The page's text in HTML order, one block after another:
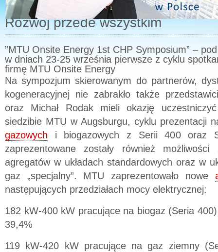
Rozwój przede wszystkim
”MTU Onsite Energy 1st CHP Symposium” –
w dniach 23-25 września pierwsze z cyklu
firmę MTU Onsite Energy
Na sympozjum skierowanym do partnerów,
kogeneracyjnej nie zabrakło także
oraz Michał Rodak mieli okazję
siedzibie MTU w Augsburgu, cyklu prezentacji
gazowych i biogazowych z Serii 400 oraz
zaprezentowane zostały również możliwości
agregatów w układach standardowych oraz w
gaz „specjalny”. MTU zaprezentowało nowe
następujących przedziałach mocy elektrycznej:
182 kW-400 kW pracujące na biogaz (Seria
39,4%
119 kW-420 kW pracujące na gaz ziemny